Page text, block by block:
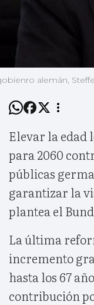
alemán,
Elevar la edad
para 2060
públicas
garantizar la
plantea el
La última
incremento
hasta los 67
contribución